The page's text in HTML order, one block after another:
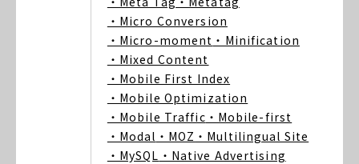
・Micro Conversion
・Micro-moment ・Minification
・Mixed Content
・Mobile First Index
・Mobile Optimization
・Mobile Traffic ・Mobile-first
・Modal ・MOZ ・Multilingual Site
・MySQL ・Native Advertising